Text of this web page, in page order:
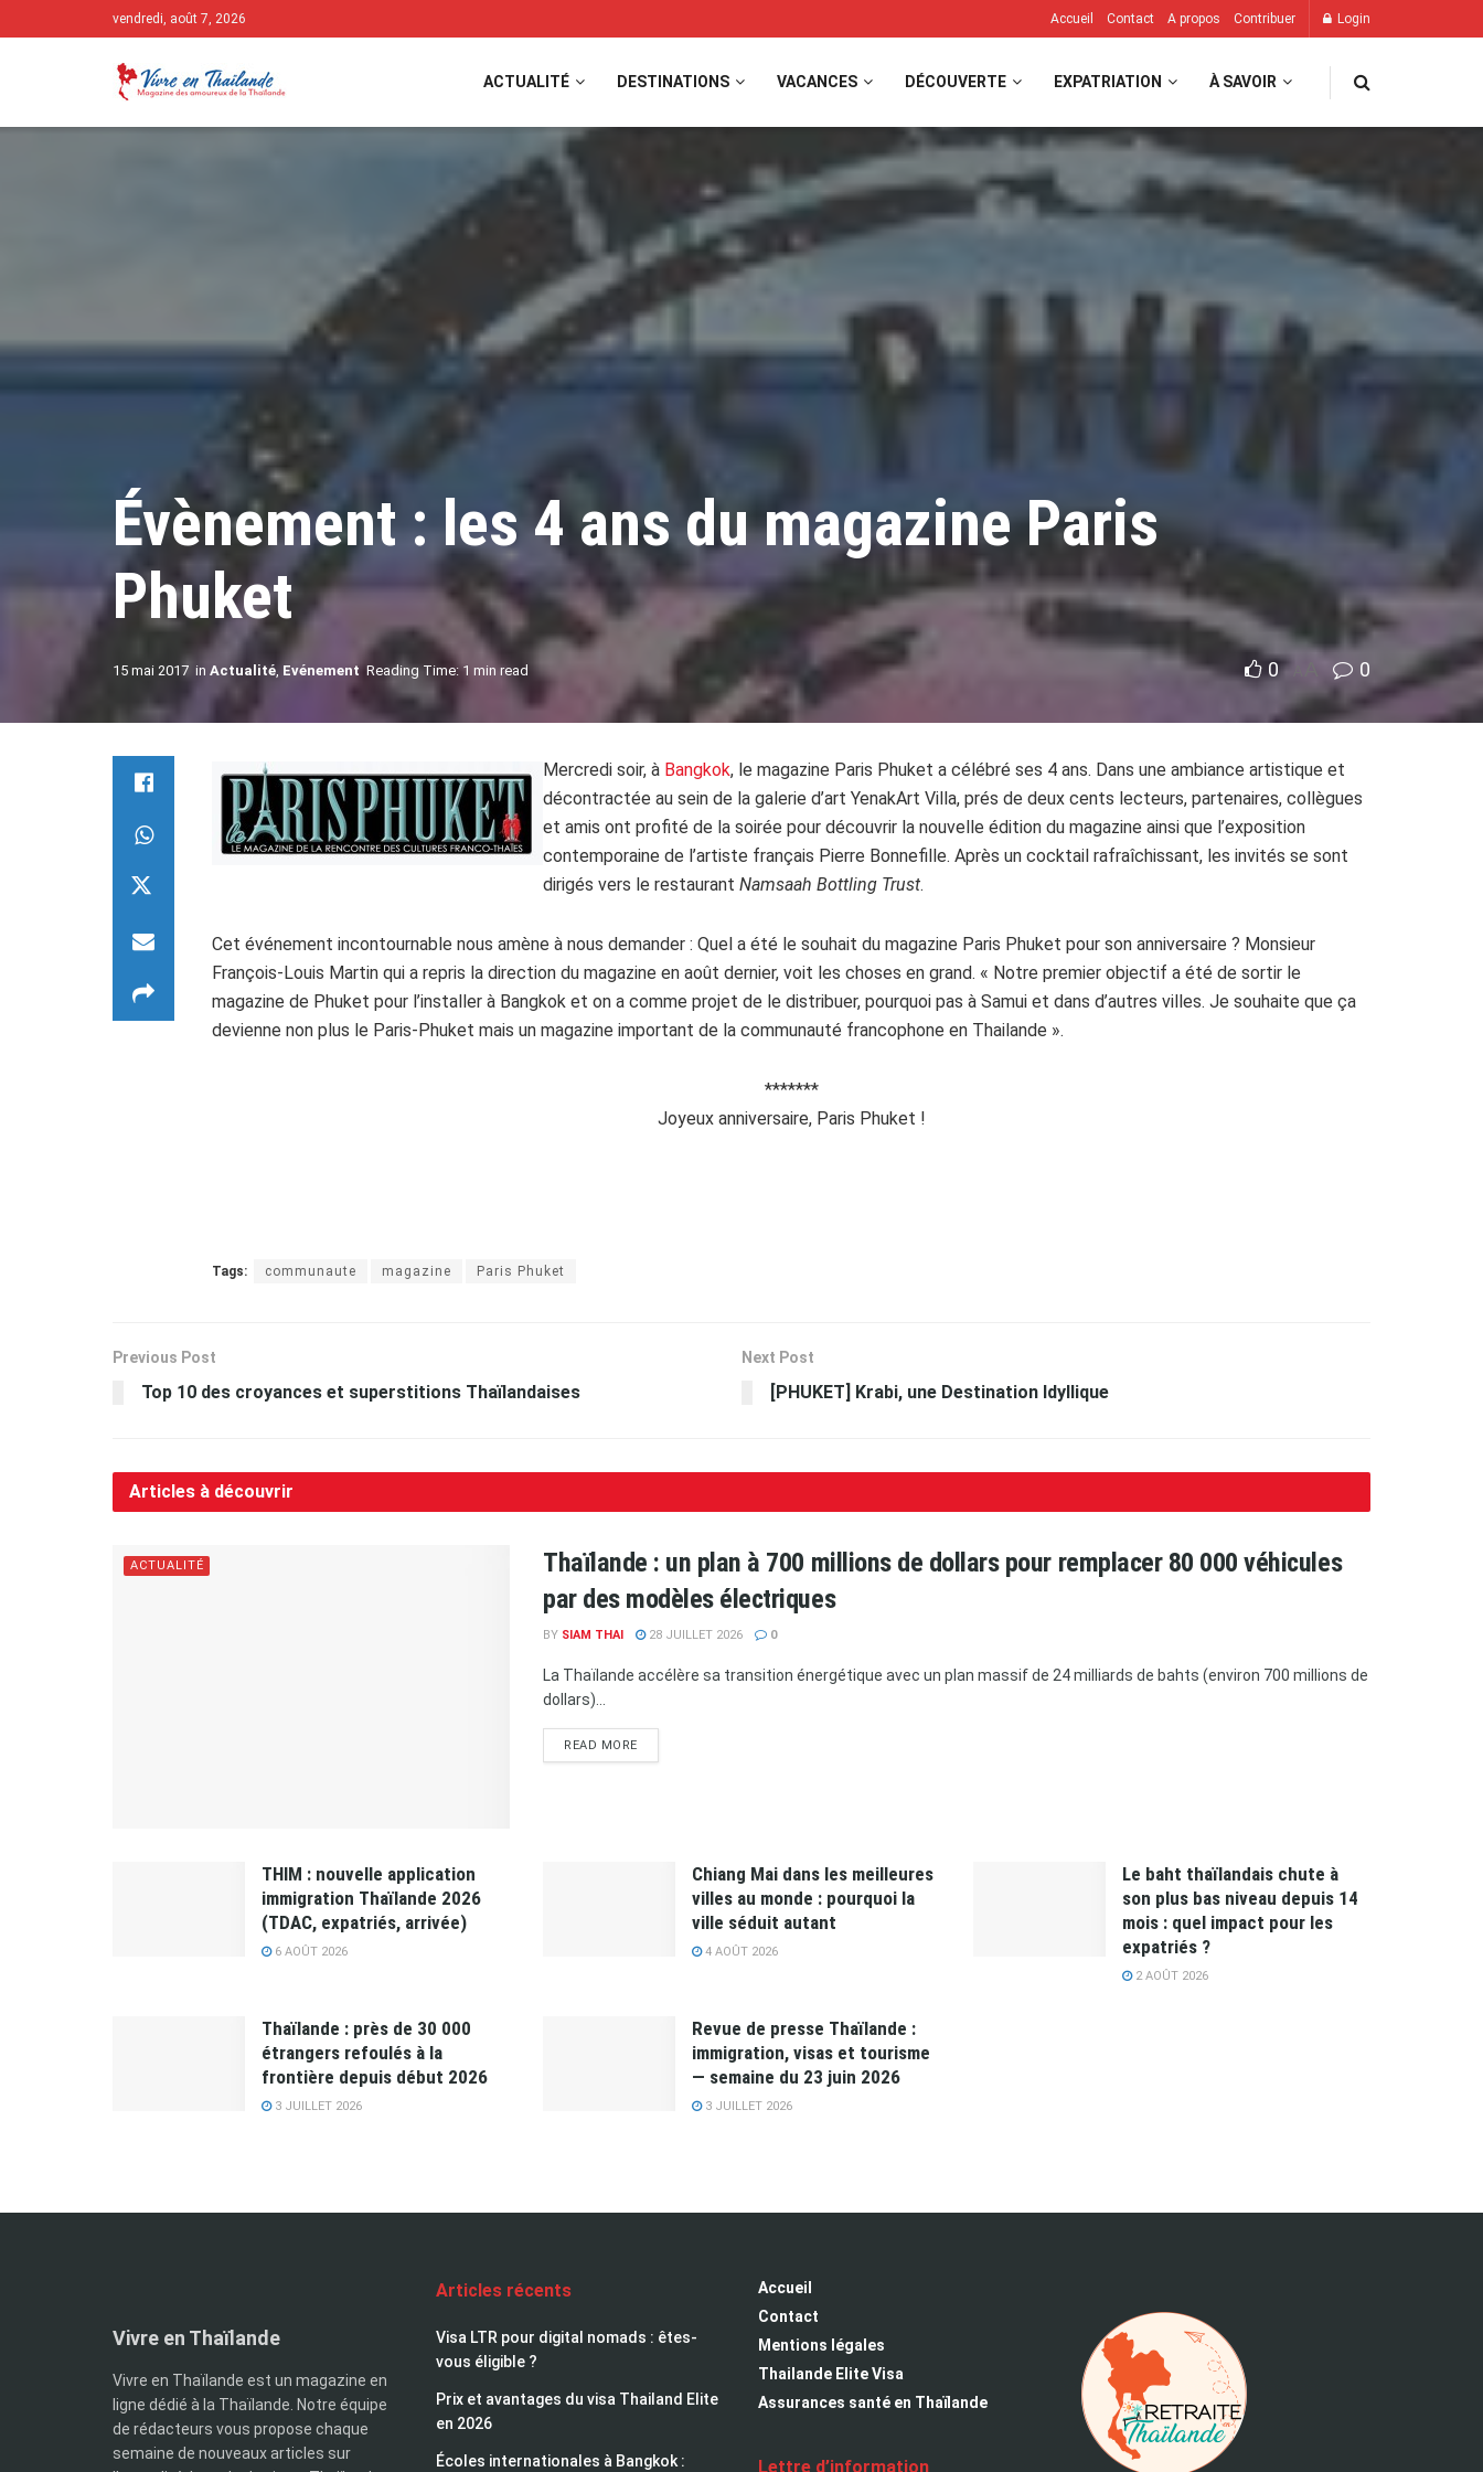
vendredi, août 7, 2026 Accueil Contact A propos Contribuer Login
ACTUALITÉ DESTINATIONS VACANCES DÉCOUVERTE EXPATRIATION À SAVOIR
Évènement : les 4 ans du magazine Paris
Phuket
15 mai 2017 in Actualité, Evénement Reading Time: 1 min read 0 0
Mercredi soir, à Bangkok, le magazine Paris Phuket a célébré ses 4 ans. Dans une ambiance artistique et
décontractée au sein de la galerie d’art YenakArt Villa, prés de deux cents lecteurs, partenaires, collègues
et amis ont profité de la soirée pour découvrir la nouvelle édition du magazine ainsi que l’exposition
contemporaine de l’artiste français Pierre Bonnefille. Après un cocktail rafraîchissant, les invités se sont
dirigés vers le restaurant Namsaah Bottling Trust.
Cet événement incontournable nous amène à nous demander : Quel a été le souhait du magazine Paris Phuket pour son anniversaire ? Monsieur
François-Louis Martin qui a repris la direction du magazine en août dernier, voit les choses en grand. « Notre premier objectif a été de sortir le
magazine de Phuket pour l’installer à Bangkok et on a comme projet de le distribuer, pourquoi pas à Samui et dans d’autres villes. Je souhaite que ça
devienne non plus le Paris-Phuket mais un magazine important de la communauté francophone en Thailande ».
*******
Joyeux anniversaire, Paris Phuket !
Tags: communaute magazine Paris Phuket
Previous Post
Top 10 des croyances et superstitions Thaïlandaises
Next Post
[PHUKET] Krabi, une Destination Idyllique
Articles à découvrir
ACTUALITÉ
Thaïlande : un plan à 700 millions de dollars pour remplacer 80 000 véhicules
par des modèles électriques
BY SIAM THAI 28 JUILLET 2026 0
La Thaïlande accélère sa transition énergétique avec un plan massif de 24 milliards de bahts (environ 700 millions de
dollars)...
READ MORE
THIM : nouvelle application
immigration Thaïlande 2026
(TDAC, expatriés, arrivée)
6 AOÛT 2026
Chiang Mai dans les meilleures
villes au monde : pourquoi la
ville séduit autant
4 AOÛT 2026
Le baht thaïlandais chute à
son plus bas niveau depuis 14
mois : quel impact pour les
expatriés ?
2 AOÛT 2026
Thaïlande : près de 30 000
étrangers refoulés à la
frontière depuis début 2026
3 JUILLET 2026
Revue de presse Thaïlande :
immigration, visas et tourisme
— semaine du 23 juin 2026
3 JUILLET 2026
Vivre en Thaïlande
Vivre en Thaïlande est un magazine en
ligne dédié à la Thaïlande. Notre équipe
de rédacteurs vous propose chaque
semaine de nouveaux articles sur
Articles récents
Visa LTR pour digital nomads : êtes-
vous éligible ?
Prix et avantages du visa Thailand Elite
en 2026
Écoles internationales à Bangkok :
Accueil
Contact
Mentions légales
Thailande Elite Visa
Assurances santé en Thaïlande
Lettre d’information